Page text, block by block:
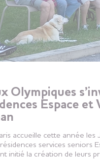
Olympiques
Espace et
accueille cette année les
services seniors
initié la création de leurs